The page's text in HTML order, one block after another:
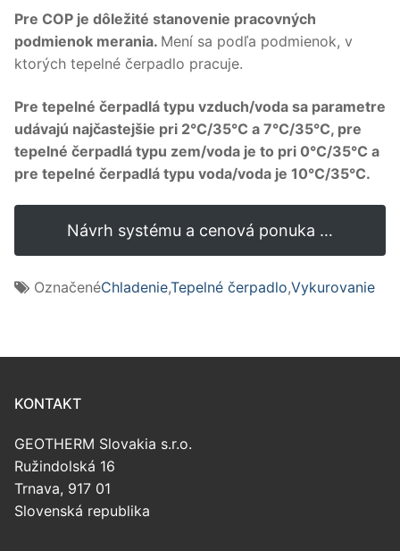
Pre COP je dôležité stanovenie pracovných
podmienok merania. Mení sa podľa podmienok, v
ktorých tepelné čerpadlo pracuje.
Pre tepelné čerpadlá typu vzduch/voda sa parametre
udávajú najčastejšie pri 2°C/35°C a 7°C/35°C, pre
tepelné čerpadlá typu zem/voda je to pri 0°C/35°C a
pre tepelné čerpadlá typu voda/voda je 10°C/35°C.
Návrh systému a cenová ponuka …
OznačenéChladenie,Tepelné čerpadlo,Vykurovanie
KONTAKT
GEOTHERM Slovakia s.r.o.
Ružindolská 16
Trnava, 917 01
Slovenská republika